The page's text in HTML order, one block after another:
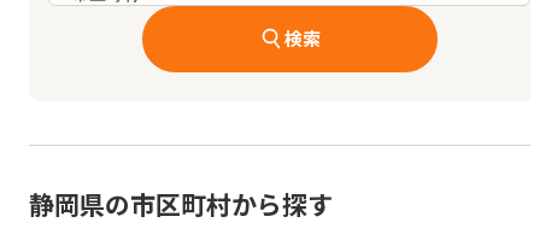
閲覧履歴
見学日記
検索
静岡県の市区町村から探す